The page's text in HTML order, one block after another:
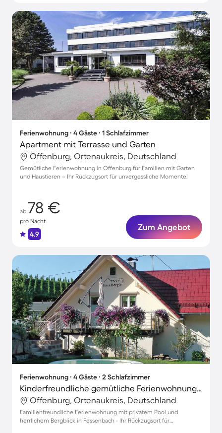
Ferienwohnung ∙ 4 Gäste ∙ 1 Schlafzimmer
Apartment mit Terrasse und Garten
Offenburg, Ortenaukreis, Deutschland
Gemütliche Ferienwohnung in Offenburg für Familien mit Garten
und Haustieren – Ihr Rückzugsort für unvergessliche Momente!
ab 78 €
pro Nacht
4.9
Zum Angebot
Ferienwohnung ∙ 4 Gäste ∙ 2 Schlafzimmer
Kinderfreundliche gemütliche Ferienwohnung mit privatem Pool, Garten und Terrasse | Bergblick
Offenburg, Ortenaukreis, Deutschland
Familienfreundliche Ferienwohnung mit privatem Pool und
herrlichem Bergblick in Fessenbach - Ihr Rückzugsort für